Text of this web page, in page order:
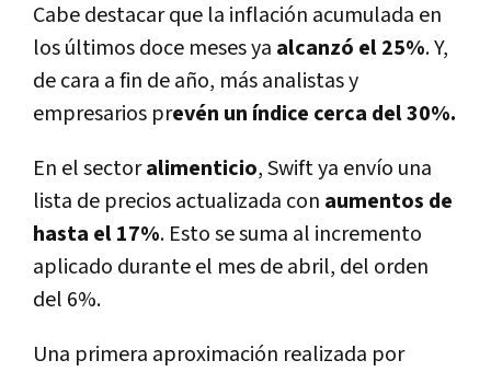
Cabe destacar que la inflación acumulada en
los últimos doce meses ya alcanzó el 25%. Y,
de cara a fin de año, más analistas y
empresarios prevén un í­ndice cerca del 30%.
En el sectoralimenticio, Swift ya enví­o una
lista de precios actualizada con aumentos de
hasta el 17%. Esto se suma al incremento
aplicado durante el mes de abril, del orden
del 6%.
Una primera aproximación realizada por